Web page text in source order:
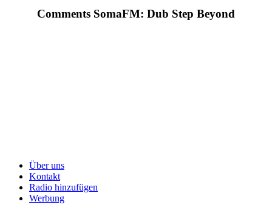
Comments SomaFM: Dub Step Beyond
Über uns
Kontakt
Radio hinzufügen
Werbung